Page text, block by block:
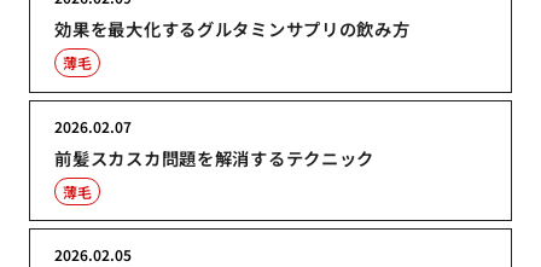
効果を最大化するグルタミンサプリの飲み方
薄毛
前髪スカスカ問題を解消するテクニック
2026.02.07
薄毛
2026.02.05